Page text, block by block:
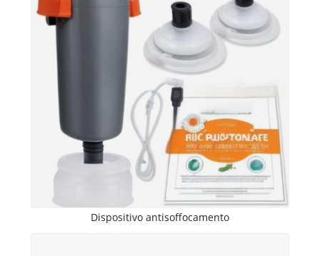
Dispositivo antisoffocamento